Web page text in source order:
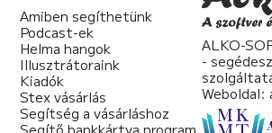
Amiben segíthetünk
Podcast-ek
Helma hangok
Illusztrátoraink
Kiadók
Stex vásárlás
Segítség a vásárláshoz
Segítő bankkártya program
ALKO-
-
Weboldal: